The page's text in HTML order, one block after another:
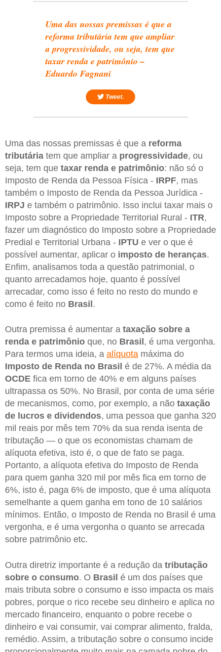
Uma das nossas premissas é que a
reforma tributária tem que ampliar
a progressividade, ou seja, tem que
taxar renda e patrimônio –
Eduardo Fagnani
Tweet.
Uma das nossas premissas é que a reforma
tributária tem que ampliar a progressividade, ou
seja, tem que taxar renda e patrimônio: não só o
Imposto de Renda da Pessoa Física - IRPF, mas
também o Imposto de Renda da Pessoa Jurídica -
IRPJ e também o patrimônio. Isso inclui taxar mais o
Imposto sobre a Propriedade Territorial Rural - ITR,
fazer um diagnóstico do Imposto sobre a Propriedade
Predial e Territorial Urbana - IPTU e ver o que é
possível aumentar, aplicar o imposto de heranças.
Enfim, analisamos toda a questão patrimonial, o
quanto arrecadamos hoje, quanto é possível
arrecadar, como isso é feito no resto do mundo e
como é feito no Brasil.
Outra premissa é aumentar a taxação sobre a
renda e patrimônio que, no Brasil , é uma vergonha.
Para termos uma ideia, a alíquota máxima do
Imposto de Renda no Brasil é de 27%. A média da
OCDE fica em torno de 40% e em alguns países
ultrapassa os 50%. No Brasil, por conta de uma série
de mecanismos, como, por exemplo, a não taxação
de lucros e dividendos, uma pessoa que ganha 320
mil reais por mês tem 70% da sua renda isenta de
tributação — o que os economistas chamam de
alíquota efetiva, isto é, o que de fato se paga.
Portanto, a alíquota efetiva do Imposto de Renda
para quem ganha 320 mil por mês fica em torno de
6%, isto é, paga 6% de imposto, que é uma alíquota
semelhante a quem ganha em tono de 10 salários
mínimos. Então, o Imposto de Renda no Brasil é uma
vergonha, e é uma vergonha o quanto se arrecada
sobre patrimônio etc.
Outra diretriz importante é a redução da tributação
sobre o consumo. O Brasil é um dos países que
mais tributa sobre o consumo e isso impacta os mais
pobres, porque o rico recebe seu dinheiro e aplica no
mercado financeiro, enquanto o pobre recebe o
dinheiro e vai consumir, vai comprar alimento, fralda,
remédio. Assim, a tributação sobre o consumo incide